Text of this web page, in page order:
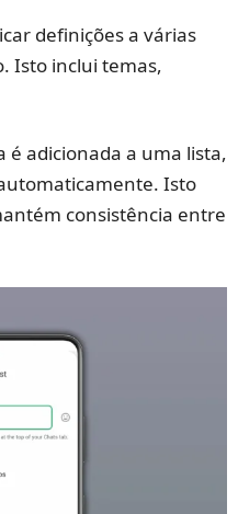
definições a várias
Isto inclui temas,
é adicionada a uma lista,
Isto
consistência entre